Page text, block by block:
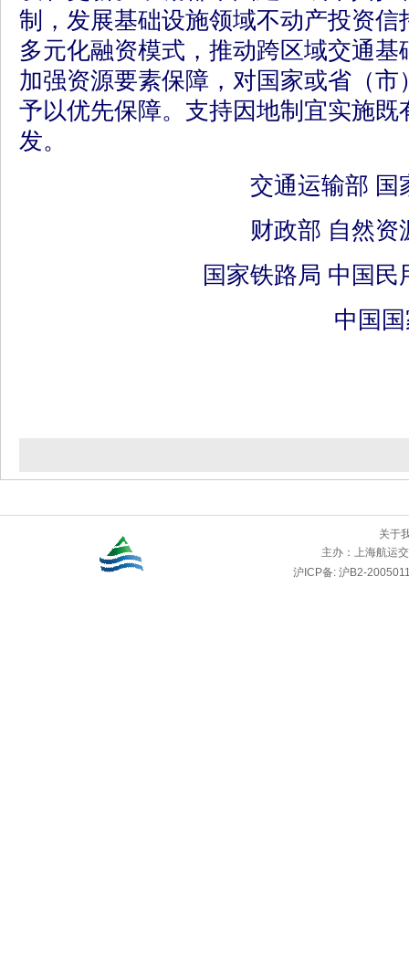
制，发展基础设施领域不动产投资信
多元化融资模式，推动跨区域交通
加强资源要素保障，对国家或省（
予以优先保障。支持因地制宜实施既
发。
交通运输部 国
财政部 自然资
国家铁路局 中国
中国
关于
主办： 上海航运
沪ICP备: 沪B2-